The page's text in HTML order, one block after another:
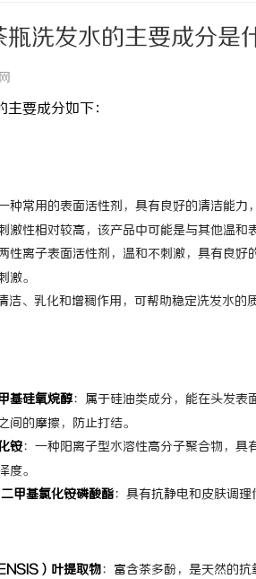
洗发水的主要成分是
主要成分如下：
种常用的表面活性剂，具有良好的清洁能
激性相对较高，该产品中可能是与其他温和
性离子表面活性剂，温和不刺激，具有良
激。
洁、乳化和增稠作用，可帮助稳定洗发水
基硅氧烷醇：属于硅油类成分，能在头发表
间的摩擦，防止打结。
铵：一种阳离子型水溶性高分子聚合物，
度。
甲基氯化铵磷酸酯：具有抗静电和皮肤调理
）叶提取物：富含茶多酚，是天然的